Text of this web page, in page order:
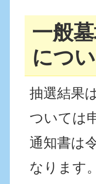
一般
につ
抽選結果
ついては
通知書は
なります。